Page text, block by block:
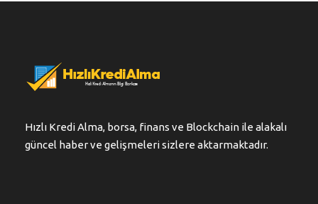
Hızlı Kredi Alma, borsa, finans ve Blockchain ile alakalı
güncel haber ve gelişmeleri sizlere aktarmaktadır.